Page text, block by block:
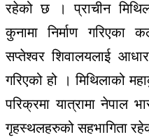
रहेको छ । प्राचीन
कुनामा निर्माण गरिएका
सप्तेश्वर शिवालयलाई
गरिएको हो । मिथिलाको
परिक्रमा यात्रामा नेपाल
गृहस्थलहरुको सहभागिता